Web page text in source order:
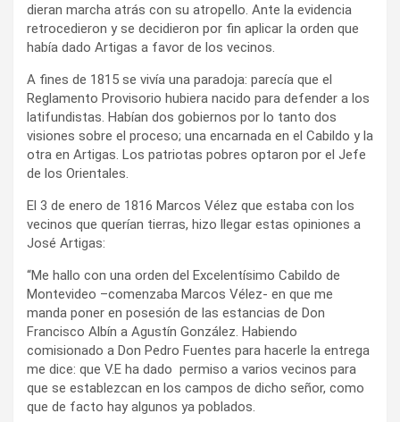
dieran marcha atrás con su atropello. Ante la evidencia
retrocedieron y se decidieron por fin aplicar la orden que
había dado Artigas a favor de los vecinos.
A fines de 1815 se vivía una paradoja: parecía que el
Reglamento Provisorio hubiera nacido para defender a los
latifundistas. Habían dos gobiernos por lo tanto dos
visiones sobre el proceso; una encarnada en el Cabildo y la
otra en Artigas. Los patriotas pobres optaron por el Jefe
de los Orientales.
El 3 de enero de 1816 Marcos Vélez que estaba con los
vecinos que querían tierras, hizo llegar estas opiniones a
José Artigas:
“Me hallo con una orden del Excelentísimo Cabildo de
Montevideo –comenzaba Marcos Vélez- en que me
manda poner en posesión de las estancias de Don
Francisco Albín a Agustín González. Habiendo
comisionado a Don Pedro Fuentes para hacerle la entrega
me dice: que V.E ha dado permiso a varios vecinos para
que se establezcan en los campos de dicho señor, como
que de facto hay algunos ya poblados.